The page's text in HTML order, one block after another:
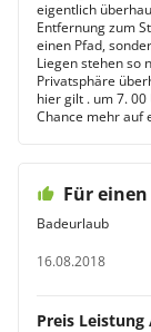
eigentlich
Entfernung zum
einen Pfad,
Liegen stehen so
Privatsphäre
hier gilt . um 7.
Chance mehr auf
Für
Badeurlaub
16.08.2018
Preis Leistung